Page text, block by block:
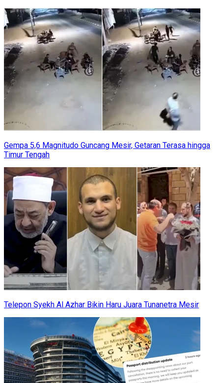
Gempa 5,6 Magnitudo Guncang Mesir, Getaran Terasa hingga
Timur Tengah
Telepon Syekh Al Azhar Bikin Haru Juara Tunanetra Mesir